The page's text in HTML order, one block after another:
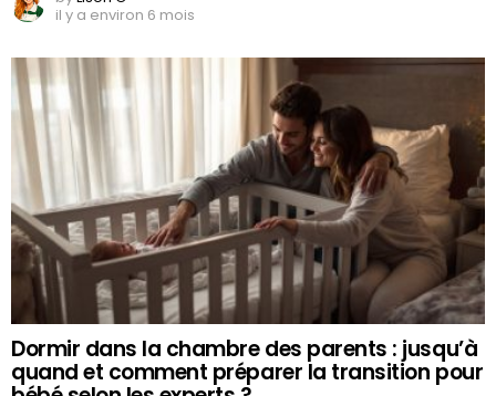
il y a environ 6 mois
Dormir dans la chambre des parents : jusqu’à
quand et comment préparer la transition pour